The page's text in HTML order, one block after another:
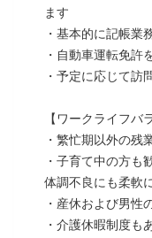
ます
・基本的に記帳業
・自動車運転免許
・予定に応じて訪
【ワークライフバ
・繁忙期以外の残
・子育て中の方も
体調不良にも柔軟
・産休および男性
・介護休暇制度も